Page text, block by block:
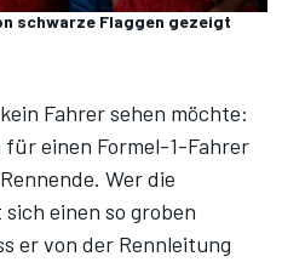
schwarze Flaggen gezeigt
Fahrer sehen möchte:
für einen Formel-1-Fahrer
Wer die
einen so groben
er von der Rennleitung